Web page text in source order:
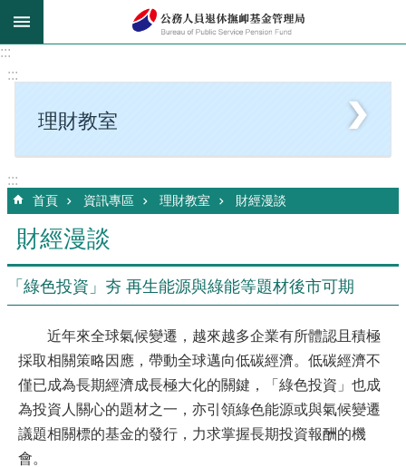
跳到主要內容區塊
:::
:::
理財教室
:::
首頁 資訊專區 理財教室 財經漫談
財經漫談
「綠色投資」夯 再生能源與綠能等題材後市可期
近年來全球氣候變遷，越來越多企業有所體認且積極
採取相關策略因應，帶動全球邁向低碳經濟。低碳經濟不
僅已成為長期經濟成長極大化的關鍵，「綠色投資」也成
為投資人關心的題材之一，亦引領綠色能源或與氣候變遷
議題相關標的基金的發行，力求掌握長期投資報酬的機
會。